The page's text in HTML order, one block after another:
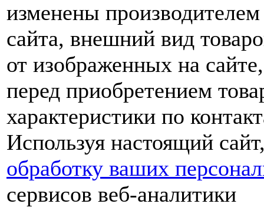
изменены производителем
сайта, внешний вид
от изображенных на
перед приобретением
характеристики по
Используя настоящий
обработку ваших
сервисов веб-аналитики